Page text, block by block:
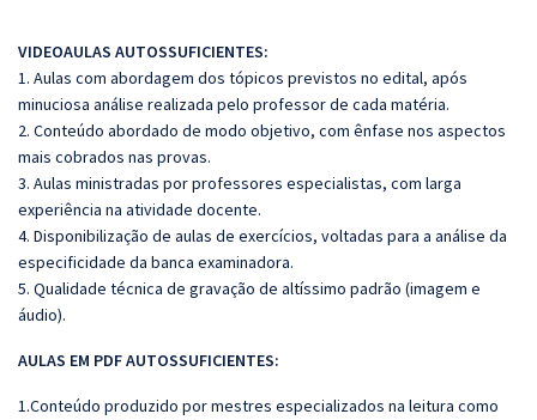
VIDEOAULAS AUTOSSUFICIENTES:
1. Aulas com abordagem dos tópicos previstos no edital, após
minuciosa análise realizada pelo professor de cada matéria.
2. Conteúdo abordado de modo objetivo, com ênfase nos aspectos
mais cobrados nas provas.
3. Aulas ministradas por professores especialistas, com larga
experiência na atividade docente.
4. Disponibilização de aulas de exercícios, voltadas para a análise da
especificidade da banca examinadora.
5. Qualidade técnica de gravação de altíssimo padrão (imagem e
áudio).
AULAS EM PDF AUTOSSUFICIENTES:
1.Conteúdo produzido por mestres especializados na leitura como